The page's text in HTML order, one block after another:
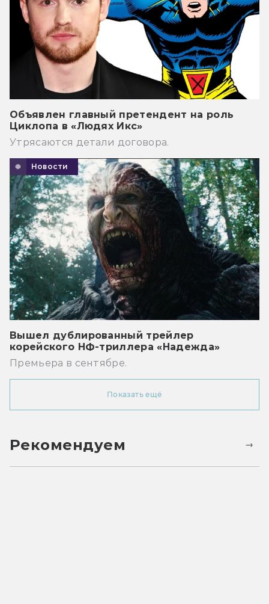
Объявлен главный претендент на роль
Циклопа в «Людях Икс»
Утрясаются детали договора.
Новости
Вышел дублированный трейлер
корейского НФ-триллера «Надежда»
Премьера в сентябре.
Показать ещё
Рекомендуем